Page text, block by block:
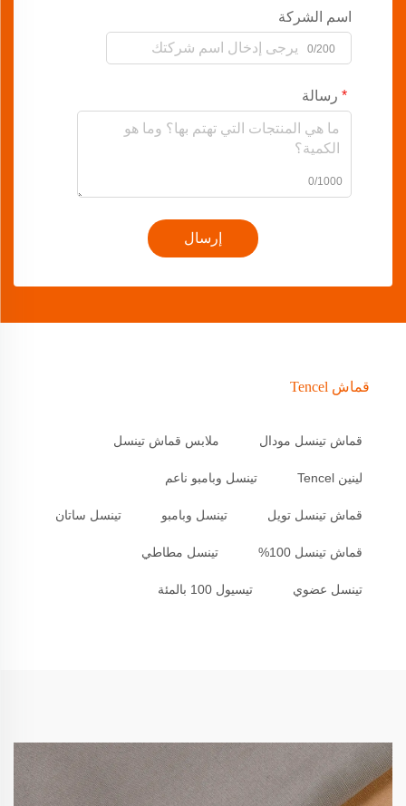
اسم الشركة
0/200
رسالة
0/1000
إرسال
قماش Tencel
قماش تينسل مودال ملابس قماش تينسل
لينين Tencel تينسل وبامبو ناعم
قماش تينسل تويل تينسل وبامبو تينسل ساتان
قماش تينسل 100% تينسل مطاطي
تينسل عضوي تيسيول 100 بالمئة